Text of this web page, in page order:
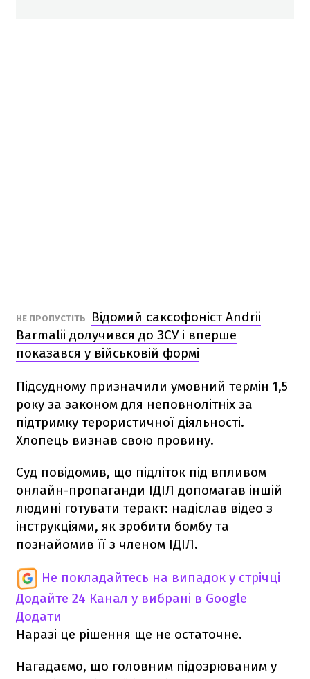
НЕ ПРОПУСТІТЬ
Відомий саксофоніст Andrii
Barmalii долучився до ЗСУ і вперше
показався у військовій формі
Підсудному призначили умовний термін 1,5
року за законом для неповнолітніх за
підтримку терористичної діяльності.
Хлопець визнав свою провину.
Суд повідомив, що підліток під впливом
онлайн-пропаганди ІДІЛ допомагав іншій
людині готувати теракт: надіслав відео з
інструкціями, як зробити бомбу та
познайомив її з членом ІДІЛ.
Не покладайтесь на випадок у стрічці
Додайте 24 Канал у вибрані в Google
Додати
Наразі це рішення ще не остаточне.
Нагадаємо, що головним підозрюваним у